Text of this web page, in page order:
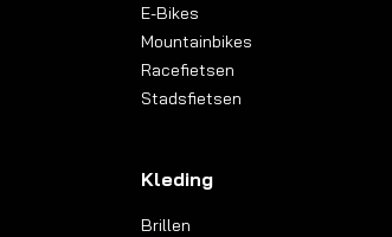
E-Bikes
Mountainbikes
Racefietsen
Stadsfietsen
Kleding
Brillen